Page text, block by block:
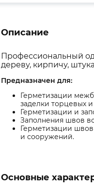
Описание
Профессиональный
дереву, кирпичу,
Предназначен для:
Герметизации
заделки торцевых
Герметизации и
Заполнения швов
Герметизации
и сооружений.
Основные